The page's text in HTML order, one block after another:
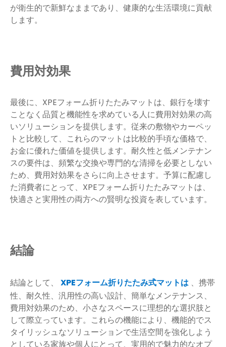
が衛生的で新鮮なままであり、健康的な生活環境に貢献
します。
費用対効果
最後に、XPEフォーム折りたたみマットは、銀行を壊す
ことなく品質と機能性を求めている人に費用対効果の高
いソリューションを提供します。従来の敷物やカーペッ
トと比較して、これらのマットは比較的手頃な価格で、
お金に優れた価値を提供します。耐久性と低メンテナン
スの要件は、頻繁な交換や専門的な清掃を必要としない
ため、費用対効果をさらに向上させます。予算に配慮し
た消費者にとって、XPEフォーム折りたたみマットは、
快適さと実用性の両方への賢明な投資を表しています。
結論
結論として、 XPEフォーム折りたたみ式マットは 、携帯
性、耐久性、汎用性の高い設計、簡単なメンテナンス、
費用対効果のため、小さなスペースに理想的な選択肢と
して際立っています。これらの機能により、機能的でス
タイリッシュなソリューションで生活空間を強化しよう
としている家族や個人にとって、実用的で魅力的なオプ